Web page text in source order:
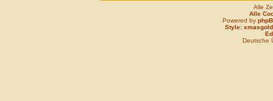
Alle
Alle
Powered by
Style: xmasgold
Deutsche